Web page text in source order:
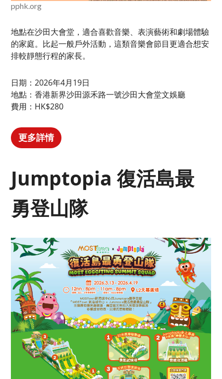
pphk.org
地點在沙田大會堂，適合喜歡音樂、表演藝術和劇場體驗
的家庭。比起一般戶外活動，這類音樂會節目更適合想安
排較靜態行程的家長。
日期：2026年4月19日
地點：香港新界沙田源禾路一號沙田大會堂文娛廳
費用：HK$280
更多詳情
Jumptopia 復活島最
勇登山隊